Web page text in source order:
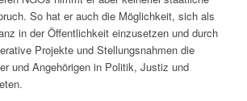
So hat er auch die Möglichkeit, sich als
in der Öffentlichkeit einzusetzen und durch
Projekte und Stellungsnahmen die
und Angehörigen in Politik, Justiz und